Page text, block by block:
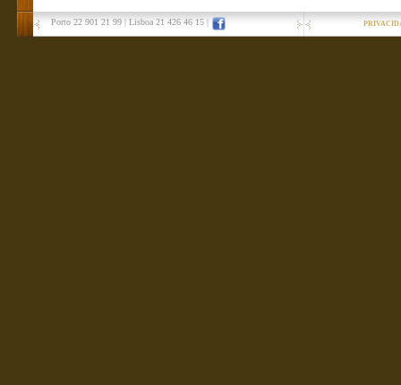
Porto 22 901 21 99 Lisboa 21 426 46 15